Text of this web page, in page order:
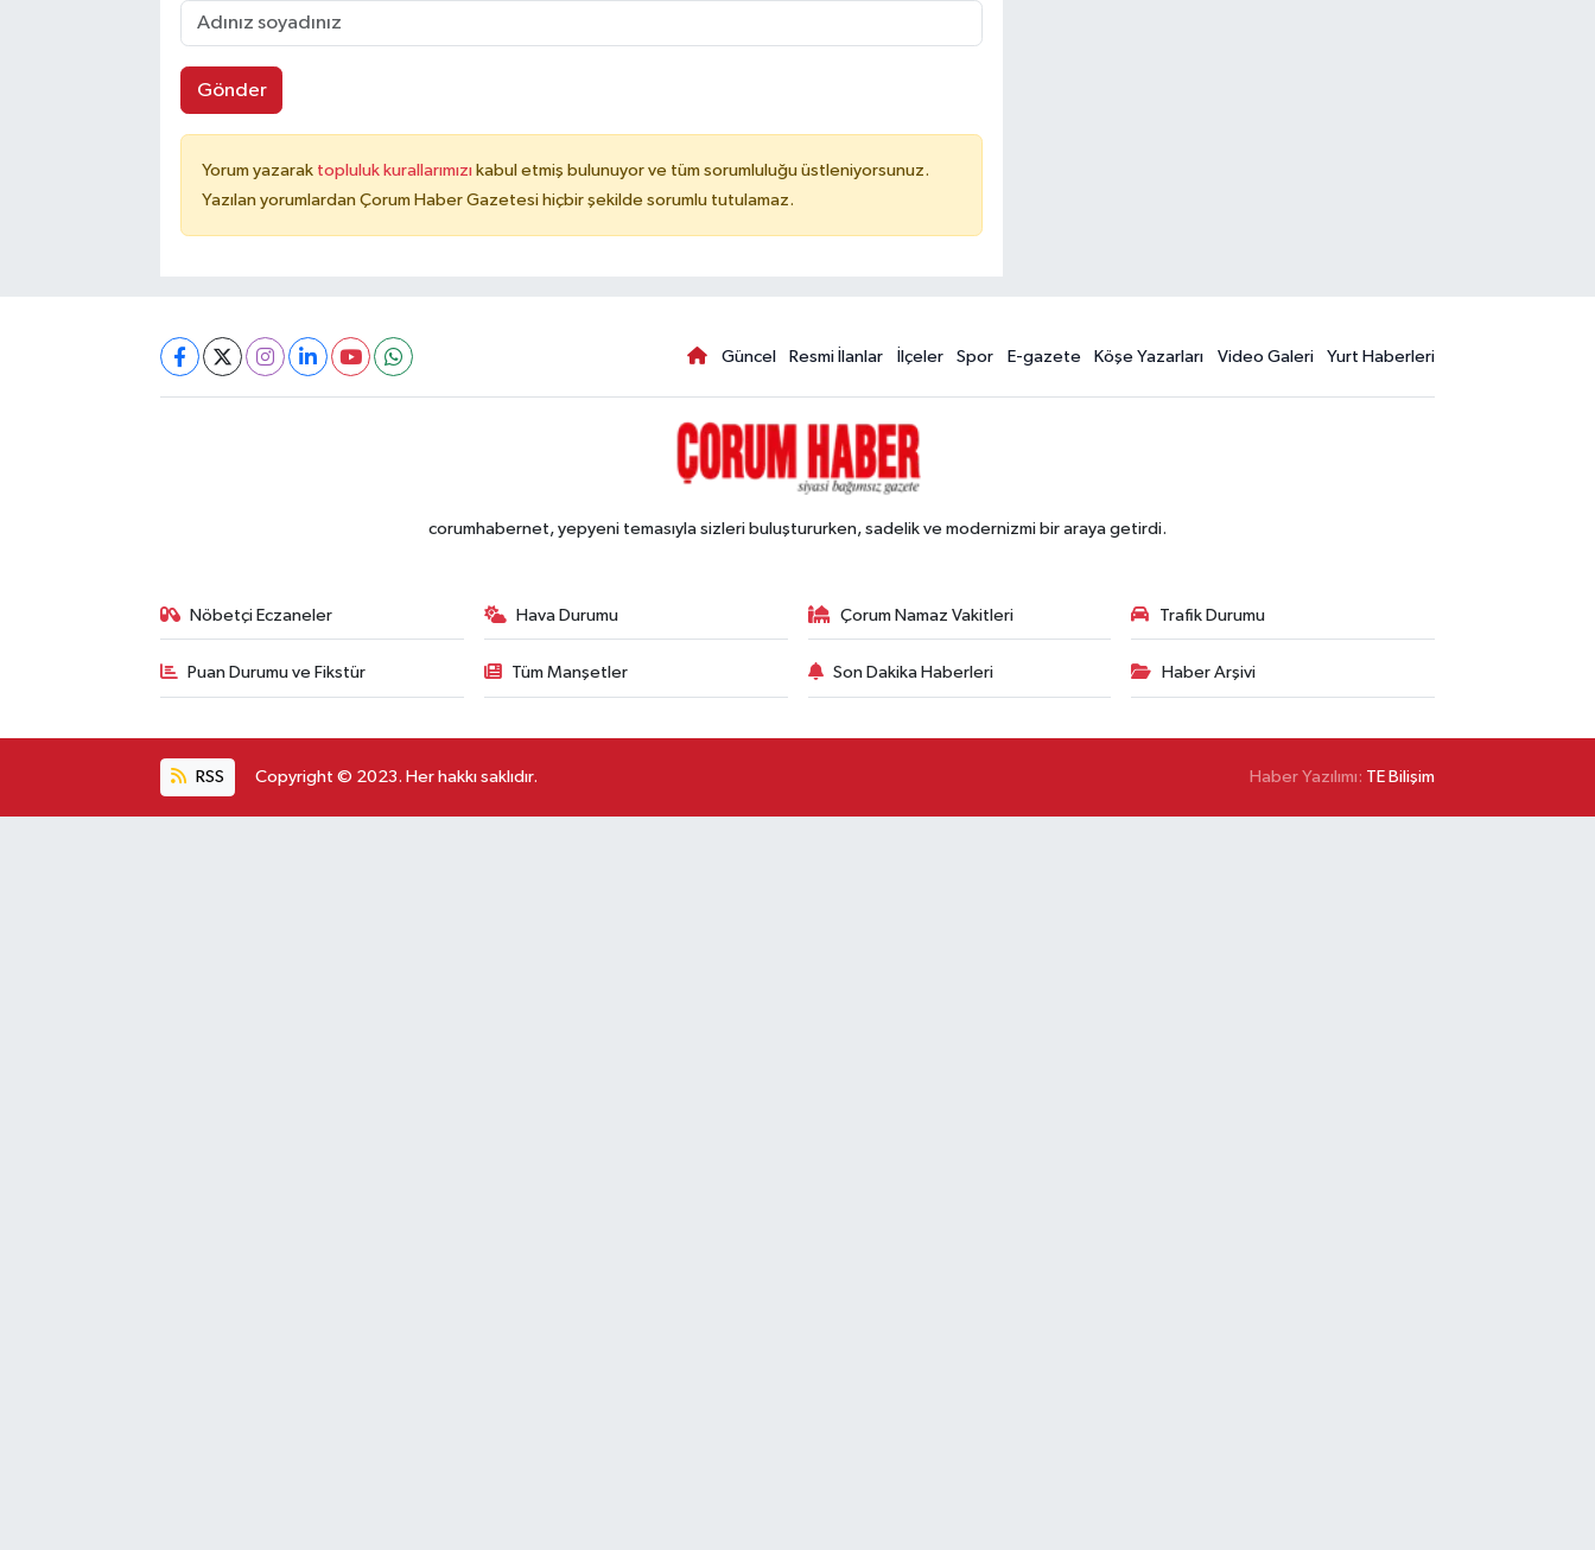
Gönder
Yorum yazarak topluluk kurallarımızı kabul etmiş bulunuyor ve tüm sorumluluğu üstleniyorsunuz.
Yazılan yorumlardan Çorum Haber Gazetesi hiçbir şekilde sorumlu tutulamaz.
Güncel Resmi İlanlar İlçeler Spor E-gazete Köşe Yazarları Video Galeri Yurt Haberleri
corumhabernet, yepyeni temasıyla sizleri buluştururken, sadelik ve modernizmi bir araya getirdi.
Nöbetçi Eczaneler Hava Durumu Çorum Namaz Vakitleri Trafik Durumu
Puan Durumu ve Fikstür Tüm Manşetler Son Dakika Haberleri Haber Arşivi
RSS Copyright © 2023. Her hakkı saklıdır. Haber Yazılımı: TE Bilişim